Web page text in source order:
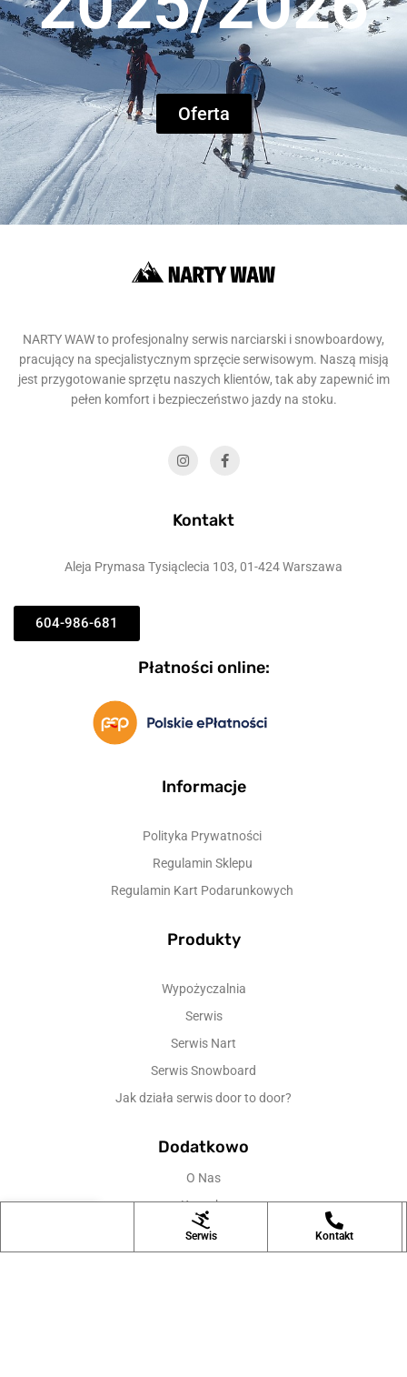
Oferta
NARTY WAW to profesjonalny serwis narciarski i snowboardowy,
pracujący na specjalistycznym sprzęcie serwisowym. Naszą misją
jest przygotowanie sprzętu naszych klientów, tak aby zapewnić im
pełen komfort i bezpieczeństwo jazdy na stoku.
Informacje
Polityka Prywatności
Regulamin Sklepu
Regulamin Kart Podarunkowych
Produkty
Wypożyczalnia
Serwis
Serwis Nart
Serwis Snowboard
Jak działa serwis door to door?
Dodatkowo
O Nas
Kontakt
Blog
Kontakt
Aleja Prymasa Tysiąclecia 103, 01-424 Warszawa
604-986-681
Płatności online:
Serwis Kontakt